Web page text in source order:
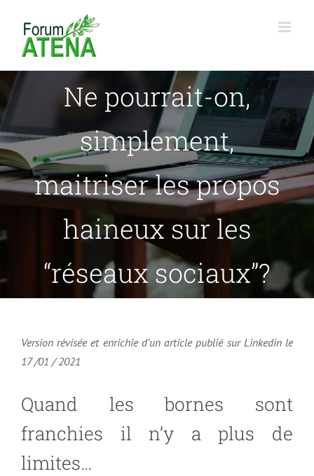
contenu
Ne pourrait-on,
simplement,
maitriser les propos
haineux sur les
“réseaux sociaux”?
Version révisée et enrichie d’un article publié sur Linkedin le
17 /01 / 2021
Quand les bornes sont
franchies il n’y a plus de
limites…